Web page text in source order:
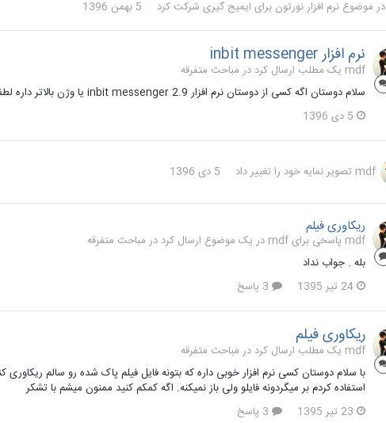
در موضوع نرم افزار نورتون برای ایمیج گیری شرکت کرد 5 بهمن 1396
نرم افزار inbit messenger
mdf یک مطلب ارسال کرد در
مباحث متفرقه
سلام دوستان اگه کسی از دوستان نرم افزار inbit messenger 2.9 یا وژن بالاتر داره لطفا لینکش رو بگذاره ممنون
5 دی 1396
mdf تصویر نمایه خود را تغییر داد 5 دی 1396
ریکاوری فیلم
mdf پاسخی برای mdf در یک موضوع ارسال کرد در
مباحث متفرقه
بله . جواب نداد
24 تیر 1395
ریکاوری فیلم
mdf یک مطلب ارسال کرد در
مباحث متفرقه
با سلام دوستان کسی نرم افزار خوبی داره که بتونه فایل فیلم پاک شده رو سالم
استفاده کردم بر میگردونه فایلو ولی باز نمیکنه. اگه کمکم کنید ممنون میشم با تشکر
23 تیر 1395